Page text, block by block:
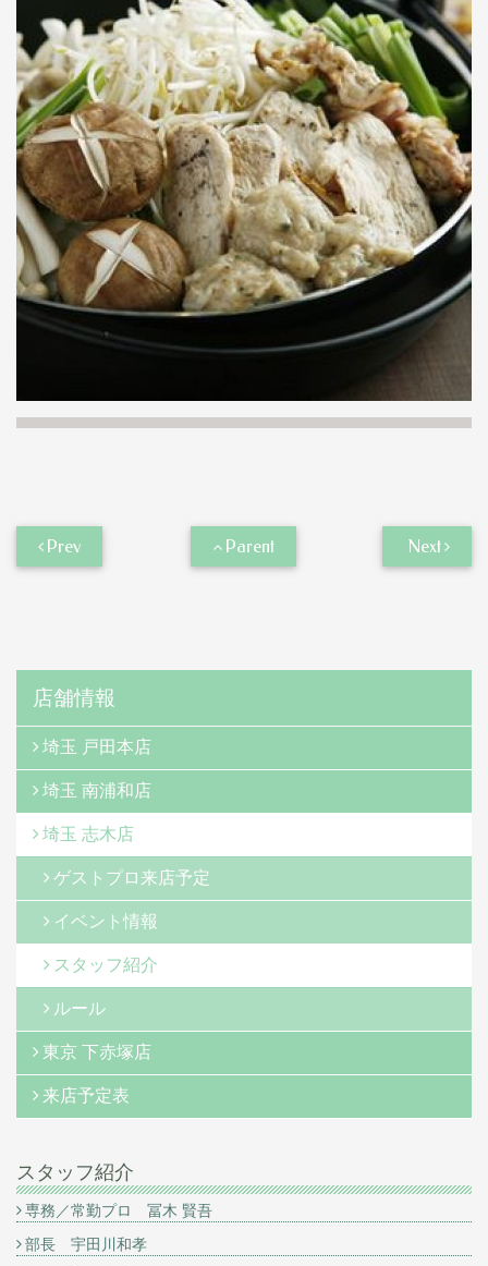
Prev Parent Next
店舗情報
埼玉 戸田本店
埼玉 南浦和店
埼玉 志木店
ゲストプロ来店予定
イベント情報
スタッフ紹介
ルール
東京 下赤塚店
来店予定表
スタッフ紹介
専務／常勤プロ 冨木 賢吾
部長 宇田川和孝